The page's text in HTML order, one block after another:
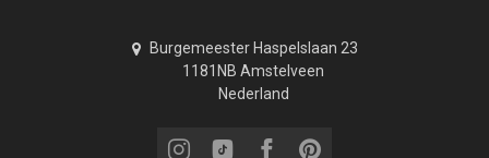
Burgemeester Haspelslaan 23
1181NB Amstelveen
Nederland